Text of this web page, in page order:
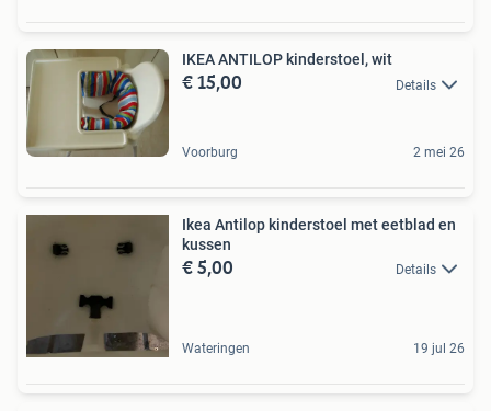
IKEA ANTILOP kinderstoel, wit
€ 15,00 Details
Voorburg 2 mei 26
Ikea Antilop kinderstoel met eetblad en
kussen
€ 5,00 Details
Wateringen 19 jul 26